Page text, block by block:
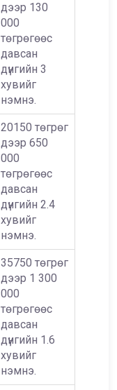
дээр 130
000
төгрөгөөс
давсан
дүнгийн 3
хувийг
нэмнэ.
20150 төгрөг
дээр 650
000
төгрөгөөс
давсан
дүнгийн 2.4
хувийг
нэмнэ.
35750 төгрөг
дээр 1 300
000
төгрөгөөс
давсан
дүнгийн 1.6
хувийг
нэмнэ.